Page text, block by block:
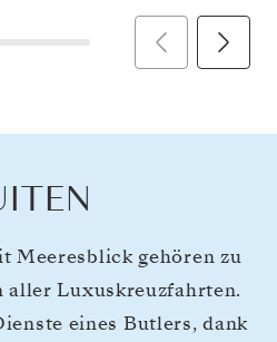
Meeresblick gehören zu
aller Luxuskreuzfahrten.
eines Butlers, dank